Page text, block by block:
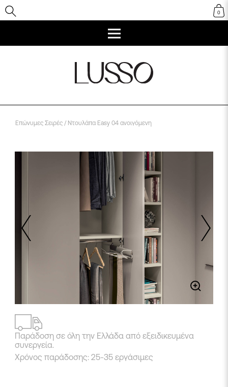
0
Επώνυμες Σειρές / Ντουλάπα Easy 04 ανοιγόμενη
Παράδοση σε όλη την Ελλάδα από εξειδικευμένα
συνεργεία.
Χρόνος παράδοσης: 25-35 εργάσιμες